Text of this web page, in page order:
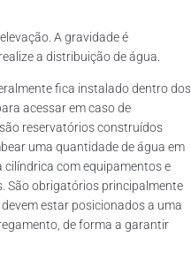
A gravidade é
a distribuição de água.
fica instalado dentro dos
acessar em caso de
reservatórios construídos
uma quantidade de água em
com equipamentos e
São obrigatórios principalmente
estar posicionados a uma
de forma a garantir